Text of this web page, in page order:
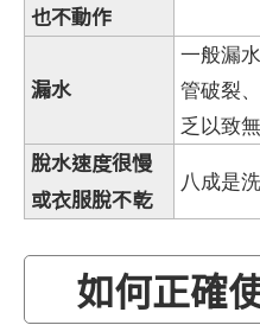
也不動作
漏水
一般漏
管破裂
乏以致
脫水速度很慢
或衣服脫不乾
八成是
如何正確